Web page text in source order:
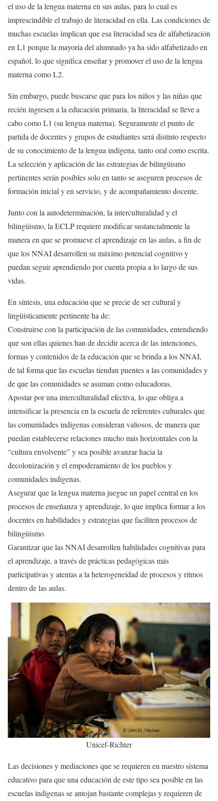
el uso de la lengua materna en sus aulas, para lo cual es
imprescindible el trabajo de literacidad en ella. Las condiciones de
muchas escuelas implican que esa literacidad sea de alfabetización
en L1 porque la mayoría del alumnado ya ha sido alfabetizado en
español, lo que significa enseñar y promover el uso de la lengua
materna como L2.
Sin embargo, puede buscarse que para los niños y las niñas que
recién ingresen a la educación primaria, la literacidad se lleve a
cabo como L1 (su lengua materna). Seguramente el punto de
partida de docentes y grupos de estudiantes será distinto respecto
de su conocimiento de la lengua indígena, tanto oral como escrita.
La selección y aplicación de las estrategias de bilingüismo
pertinentes serán posibles solo en tanto se aseguren procesos de
formación inicial y en servicio, y de acompañamiento docente.
Junto con la autodeterminación, la interculturalidad y el
bilingüismo, la ECLP requiere modificar sustancialmente la
manera en que se promueve el aprendizaje en las aulas, a fin de
que los NNAI desarrollen su máximo potencial cognitivo y
puedan seguir aprendiendo por cuenta propia a lo largo de sus
vidas.
En síntesis, una educación que se precie de ser cultural y
lingüísticamente pertinente ha de:
Construirse con la participación de las comunidades, entendiendo
que son ellas quienes han de decidir acerca de las intenciones,
formas y contenidos de la educación que se brinda a los NNAI,
de tal forma que las escuelas tiendan puentes a las comunidades y
de que las comunidades se asuman como educadoras.
Apostar por una interculturalidad efectiva, lo que obliga a
intensificar la presencia en la escuela de referentes culturales que
las comunidades indígenas consideran valiosos, de manera que
puedan establecerse relaciones mucho más horizontales con la
“cultura envolvente” y sea posible avanzar hacia la
decolonización y el empoderamiento de los pueblos y
comunidades indígenas.
Asegurar que la lengua materna juegue un papel central en los
procesos de enseñanza y aprendizaje, lo que implica formar a los
docentes en habilidades y estrategias que faciliten procesos de
bilingüismo.
Garantizar que las NNAI desarrollen habilidades cognitivas para
el aprendizaje, a través de prácticas pedagógicas más
participativas y atentas a la heterogeneidad de procesos y ritmos
dentro de las aulas.
Unicef-Richter
Las decisiones y mediaciones que se requieren en nuestro sistema
educativo para que una educación de este tipo sea posible en las
escuelas indígenas se antojan bastante complejas y requieren de